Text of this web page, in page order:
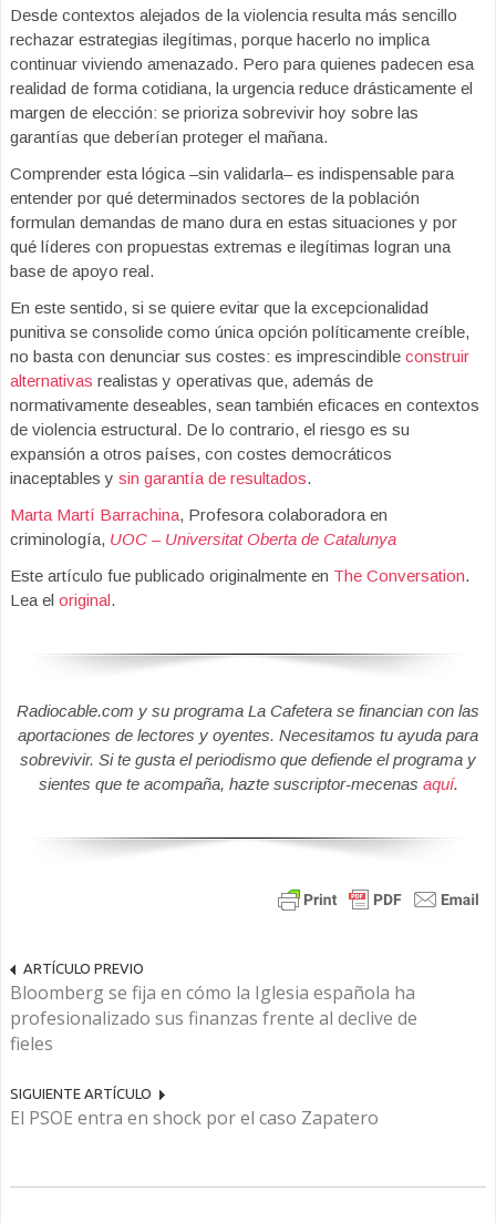
Desde contextos alejados de la violencia resulta más sencillo
rechazar estrategias ilegítimas, porque hacerlo no implica
continuar viviendo amenazado. Pero para quienes padecen esa
realidad de forma cotidiana, la urgencia reduce drásticamente el
margen de elección: se prioriza sobrevivir hoy sobre las
garantías que deberían proteger el mañana.
Comprender esta lógica –sin validarla– es indispensable para
entender por qué determinados sectores de la población
formulan demandas de mano dura en estas situaciones y por
qué líderes con propuestas extremas e ilegítimas logran una
base de apoyo real.
En este sentido, si se quiere evitar que la excepcionalidad
punitiva se consolide como única opción políticamente creíble,
no basta con denunciar sus costes: es imprescindible construir
alternativas realistas y operativas que, además de
normativamente deseables, sean también eficaces en contextos
de violencia estructural. De lo contrario, el riesgo es su
expansión a otros países, con costes democráticos
inaceptables y sin garantía de resultados.
Marta Martí Barrachina, Profesora colaboradora en
criminología, UOC – Universitat Oberta de Catalunya
Este artículo fue publicado originalmente en The Conversation.
Lea el original.
Radiocable.com y su programa La Cafetera se financian con las
aportaciones de lectores y oyentes. Necesitamos tu ayuda para
sobrevivir. Si te gusta el periodismo que defiende el programa y
sientes que te acompaña, hazte suscriptor-mecenas aquí.
ARTÍCULO PREVIO
Bloomberg se fija en cómo la Iglesia española ha
profesionalizado sus finanzas frente al declive de
fieles
SIGUIENTE ARTÍCULO
El PSOE entra en shock por el caso Zapatero